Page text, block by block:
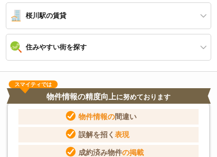
桜川駅の賃貸
住みやすい街を探す
スマイティでは
物件情報の精度向上に努めております
物件情報の間違い
誤解を招く 表現
成約済み物件の掲載